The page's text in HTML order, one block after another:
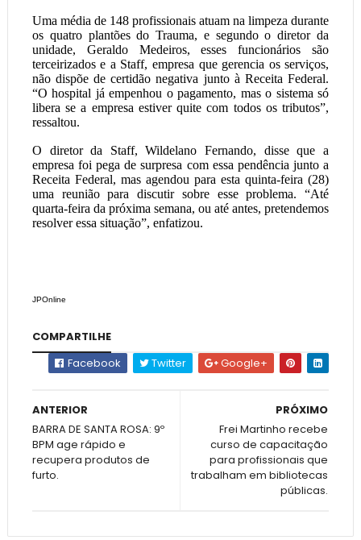
Uma média de 148 profissionais atuam na limpeza durante
os quatro plantões do Trauma, e segundo o diretor da
unidade, Geraldo Medeiros, esses funcionários são
terceirizados e a Staff, empresa que gerencia os serviços,
não dispõe de certidão negativa junto à Receita Federal.
“O hospital já empenhou o pagamento, mas o sistema só
libera se a empresa estiver quite com todos os tributos”,
ressaltou.
O diretor da Staff, Wildelano Fernando, disse que a
empresa foi pega de surpresa com essa pendência junto a
Receita Federal, mas agendou para esta quinta-feira (28)
uma reunião para discutir sobre esse problema. “Até
quarta-feira da próxima semana, ou até antes, pretendemos
resolver essa situação”, enfatizou.
JPOnline
COMPARTILHE
Facebook
Twitter Google+
PRÓXIMO
Frei Martinho recebe
curso de capacitação
para profissionais que
trabalham em bibliotecas
públicas.
ANTERIOR
BARRA DE SANTA ROSA: 9º
BPM age rápido e
recupera produtos de
furto.